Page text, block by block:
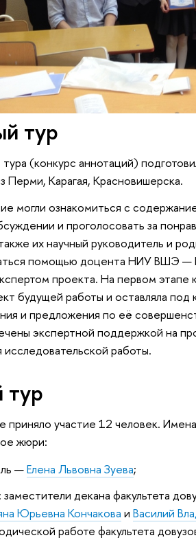
тур
(конкурс аннотаций)
Перми, Карагая, Красновишерска.
могли ознакомиться с
и проголосовать за
их научный руководитель и
помощью доцента НИУ ВШЭ —
проекта. На первом этапе
будущей работы и оставляла под
и предложения по её
экспертной поддержкой на
работы.
приняло участие 12 человек.
жюри:
—Елена Львовна Зуева;
декана факультета
Юрьевна Кончакова и Василий
работе факультета